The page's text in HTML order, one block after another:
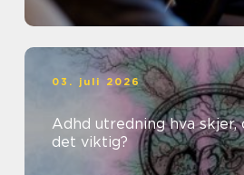
03. juli 2026
Adhd utredning hva skjer, og hvorfor er
det viktig?